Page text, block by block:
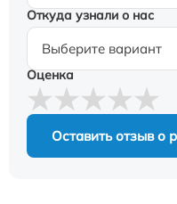
Откуда узнали о нас
Оценка
Оставить отзыв о